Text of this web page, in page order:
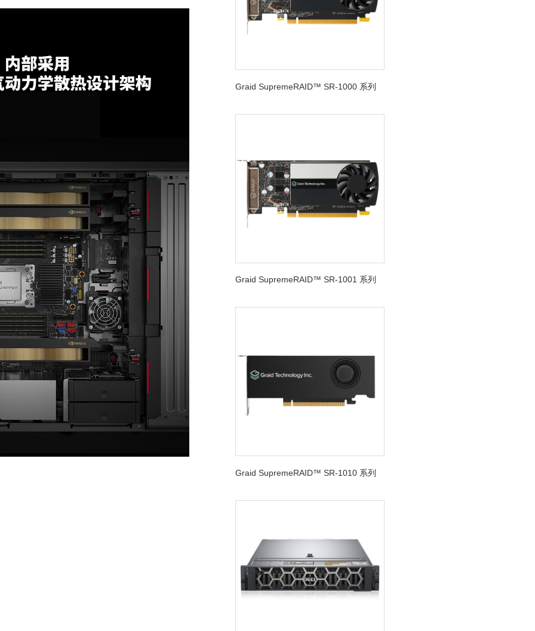
Graid SupremeRAID™ SR-1000 系列
Graid SupremeRAID™ SR-1001 系列
Graid SupremeRAID™ SR-1010 系列